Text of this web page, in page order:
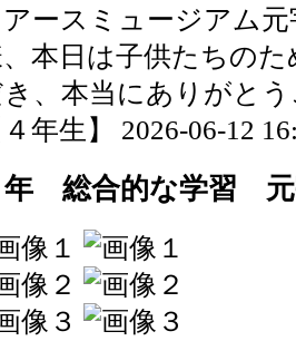
ースミュージアム元
本日は子供たちの
、本当にありがと
４年生】 2026-06-12
年 総合的な学習 元